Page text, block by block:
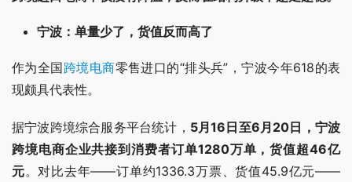
宁波：单量少了，货值反而高了
作为全国跨境电商零售进口的“排头兵”，宁波今年618的表
现颇具代表性。
据宁波跨境综合服务平台统计， 5月16日至6月20日，宁波
跨境电商企业共接到消费者订单1280万单，货值超46亿
元。对比去年——订单约1336.3万票、货值45.9亿元——